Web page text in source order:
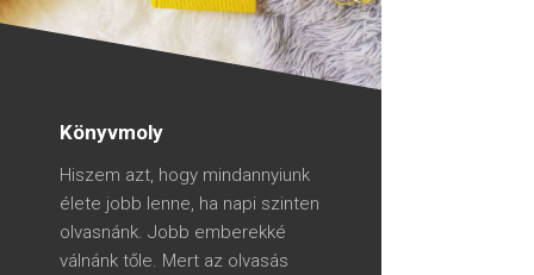
Könyvmoly
Hiszem azt, hogy mindannyiunk
élete jobb lenne, ha napi szinten
olvasnánk. Jobb emberekké
válnánk tőle. Mert az olvasás